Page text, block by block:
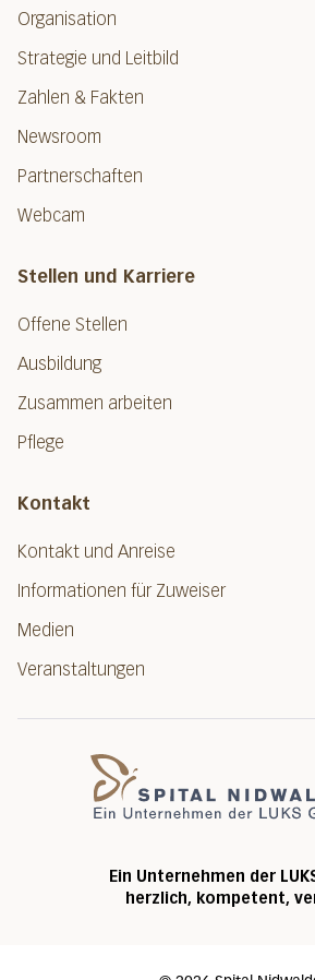
Organisation
Strategie und Leitbild
Zahlen & Fakten
Newsroom
Partnerschaften
Webcam
Stellen und Karriere
Offene Stellen
Ausbildung
Zusammen arbeiten
Pflege
Kontakt
Kontakt und Anreise
Informationen für Zuweiser
Medien
Veranstaltungen
Ein Unternehmen der
herzlich, kompetent,